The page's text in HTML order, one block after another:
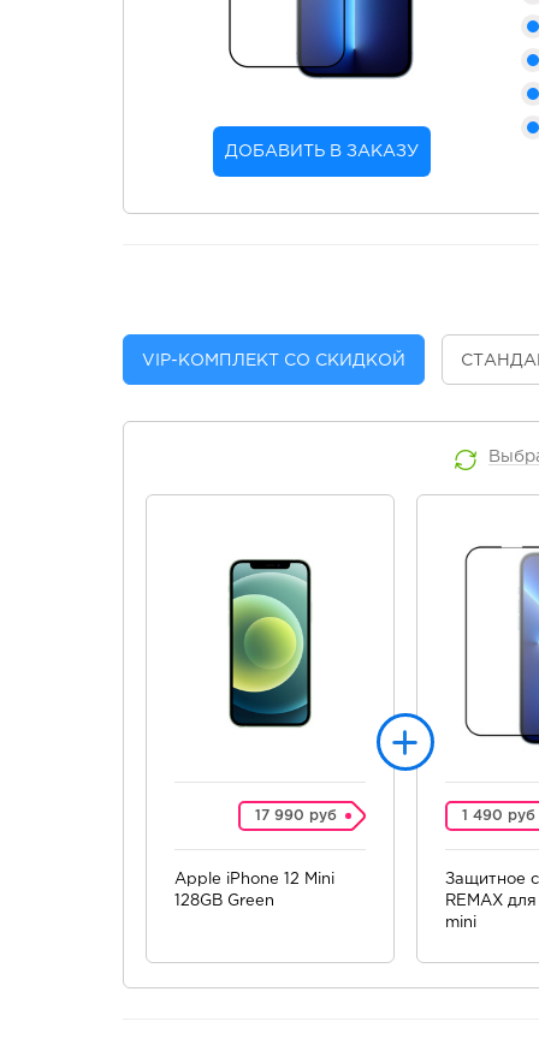
ДОБАВИТЬ В ЗАКАЗУ
VIP-КОМПЛЕКТ СО СКИДКОЙ
17 990 руб
Apple iPhone 12 Mini
128GB Green
1 490 руб
Защитное
REMAX
mini